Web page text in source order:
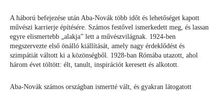
A háború befejezése után Aba-Novák több időt és lehetőséget kapott
művészi karrierje építésére. Számos festővel ismerkedett meg, és lassan
egyre elismertebb „alakja” lett a művészvilágnak. 1924-ben
megszervezte első önálló kiállítását, amely nagy érdeklődést és
szimpátiát váltott ki a közönségből. 1928-ban Rómába utazott, ahol
három évet töltött: élt, tanult, inspirációt keresett és alkotott.
Aba-Novák számos országban ismertté vált, és gyakran látogatott